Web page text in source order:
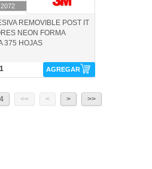
REMOVIBLE POST IT
NEON FORMA
375 HOJAS
AGREGAR
4 << < > >>